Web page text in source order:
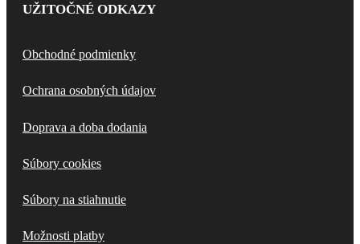
UŽITOČNÉ ODKAZY
Obchodné podmienky
Ochrana osobných údajov
Doprava a doba dodania
Súbory cookies
Súbory na stiahnutie
Možnosti platby